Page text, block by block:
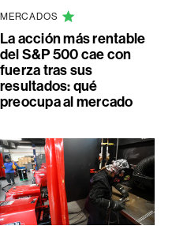
MERCADOS
La acción más rentable
del S&P 500 cae con
fuerza tras sus
resultados: qué
preocupa al mercado